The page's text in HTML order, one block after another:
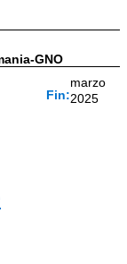
GNO
Fin:
marzo
2025